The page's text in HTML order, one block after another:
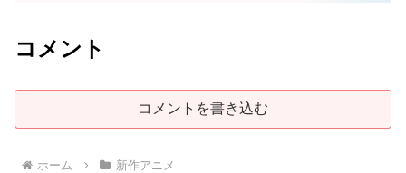
コメント
コメントを書き込む
ホーム 新作アニメ